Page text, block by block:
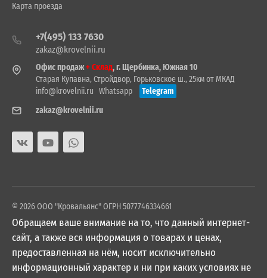
Карта проезда
+7(495) 133 7630
zakaz@krovelnii.ru
Офис продаж+ Склад, г. Щербинка, Южная 10
Старая Купавна, Стройдвор, Горьковское ш., 25км от МКАД
info@krovelnii.ru Whatsapp
Telegram
zakaz@krovelnii.ru
© 2026 ООО "Кровальянс" ОГРН 5077746334661
Обращаем ваше внимание на то, что данный интернет-
сайт, а также вся информация о товарах и ценах,
предоставленная на нём, носит исключительно
информационный характер и ни при каких условиях не